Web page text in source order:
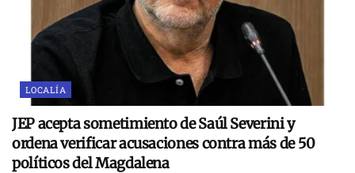
LOCALÍA
JEP acepta sometimiento de Saúl Severini y
ordena verificar acusaciones contra más de 50
políticos del Magdalena